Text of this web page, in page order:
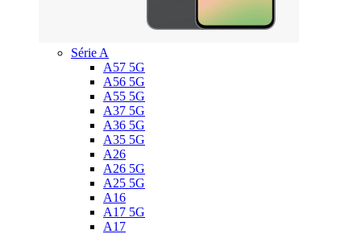
Série A
A57 5G
A56 5G
A55 5G
A37 5G
A36 5G
A35 5G
A26
A26 5G
A25 5G
A16
A17 5G
A17